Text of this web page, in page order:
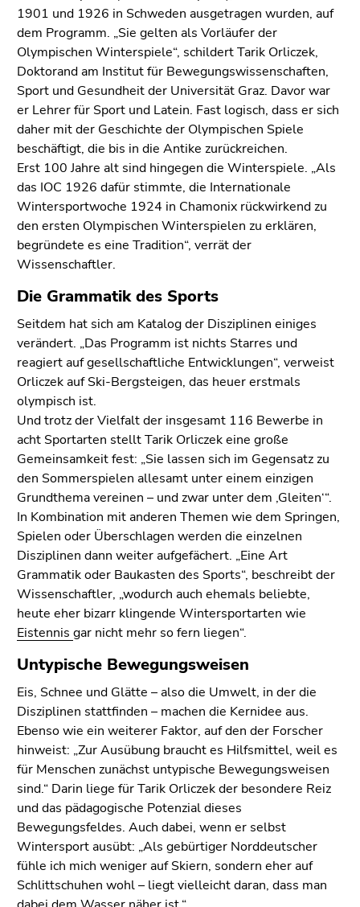
Suche
(Zugriffstaste
9)
1901 und 1926 in Schweden ausgetragen wurden, auf
dem Programm. „Sie gelten als Vorläufer der
Olympischen Winterspiele“, schildert Tarik Orliczek,
Doktorand am Institut für Bewegungswissenschaften,
Sport und Gesundheit der Universität Graz. Davor war
er Lehrer für Sport und Latein. Fast logisch, dass er sich
daher mit der Geschichte der Olympischen Spiele
beschäftigt, die bis in die Antike zurückreichen.
Erst 100 Jahre alt sind hingegen die Winterspiele. „Als
das IOC 1926 dafür stimmte, die Internationale
Wintersportwoche 1924 in Chamonix rückwirkend zu
den ersten Olympischen Winterspielen zu erklären,
begründete es eine Tradition“, verrät der
Wissenschaftler.
Die Grammatik des Sports
Seitdem hat sich am Katalog der Disziplinen einiges
verändert. „Das Programm ist nichts Starres und
reagiert auf gesellschaftliche Entwicklungen“, verweist
Orliczek auf Ski-Bergsteigen, das heuer erstmals
olympisch ist.
Und trotz der Vielfalt der insgesamt 116 Bewerbe in
acht Sportarten stellt Tarik Orliczek eine große
Gemeinsamkeit fest: „Sie lassen sich im Gegensatz zu
den Sommerspielen allesamt unter einem einzigen
Grundthema vereinen – und zwar unter dem ,Gleiten‘“.
In Kombination mit anderen Themen wie dem Springen,
Spielen oder Überschlagen werden die einzelnen
Disziplinen dann weiter aufgefächert. „Eine Art
Grammatik oder Baukasten des Sports“, beschreibt der
Wissenschaftler, „wodurch auch ehemals beliebte,
heute eher bizarr klingende Wintersportarten wie
Eistennis gar nicht mehr so fern liegen“.
Untypische Bewegungsweisen
Eis, Schnee und Glätte – also die Umwelt, in der die
Disziplinen stattfinden – machen die Kernidee aus.
Ebenso wie ein weiterer Faktor, auf den der Forscher
hinweist: „Zur Ausübung braucht es Hilfsmittel, weil es
für Menschen zunächst untypische Bewegungsweisen
sind.“ Darin liege für Tarik Orliczek der besondere Reiz
und das pädagogische Potenzial dieses
Bewegungsfeldes. Auch dabei, wenn er selbst
Wintersport ausübt: „Als gebürtiger Norddeutscher
fühle ich mich weniger auf Skiern, sondern eher auf
Schlittschuhen wohl – liegt vielleicht daran, dass man